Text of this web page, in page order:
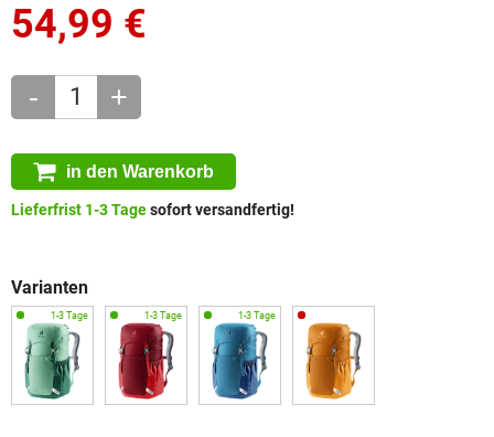
54,99 €
- +
in den Warenkorb
Lieferfrist 1-3 Tagesofort versandfertig!
Varianten